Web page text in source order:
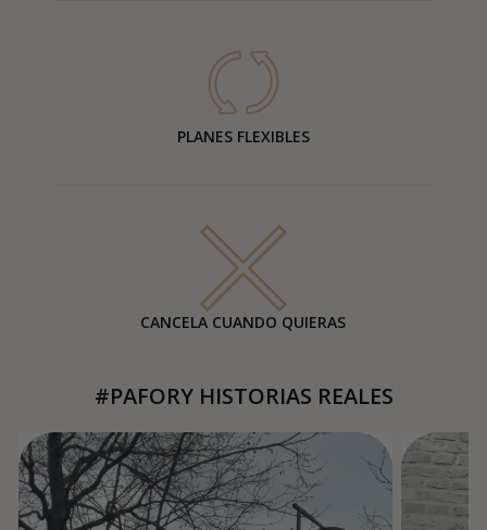
PLANES FLEXIBLES
CANCELA CUANDO QUIERAS
#PAFORY HISTORIAS REALES